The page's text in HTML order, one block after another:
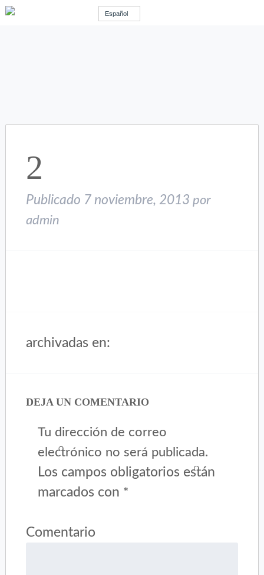
Español
2
Publicado 7 noviembre, 2013 por
admin
archivadas en:
DEJA UN COMENTARIO
Tu dirección de correo
electrónico no será publicada.
Los campos obligatorios están
marcados con *
Comentario